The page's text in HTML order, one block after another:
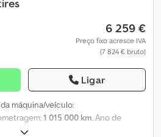
6 259 €
Preço fixo acresce IVA
(7 824 € bruto)
Ligar
máquina/veículo:
1 015 000 km, Ano de
o número de referência ao